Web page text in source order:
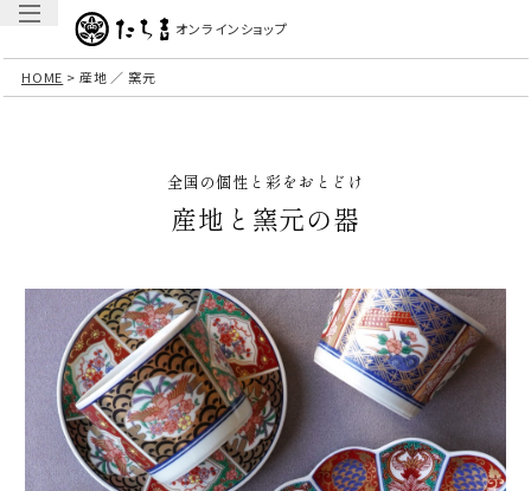
オンラインショップ
HOME 産地 ／ 窯元
全国の個性と彩をおとどけ
産地と窯元の器